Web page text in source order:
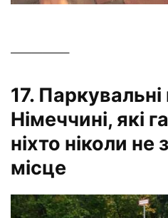
—————–
17. Паркувальні
Німеччині, які
ніхто ніколи
місце